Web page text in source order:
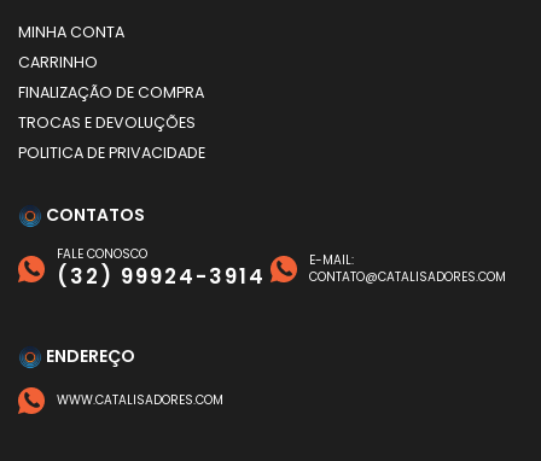
MINHA CONTA
CARRINHO
FINALIZAÇÃO DE COMPRA
TROCAS E DEVOLUÇÕES
POLITICA DE PRIVACIDADE
CONTATOS
FALE CONOSCO
(32) 99924-3914
E-MAIL:
CONTATO@CATALISADORES.COM
ENDEREÇO
WWW.CATALISADORES.COM